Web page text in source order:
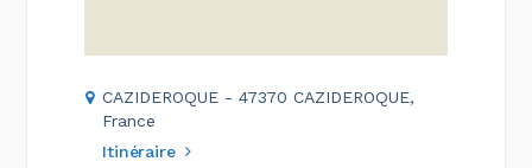
CAZIDEROQUE - 47370 CAZIDEROQUE,
France
Itinéraire